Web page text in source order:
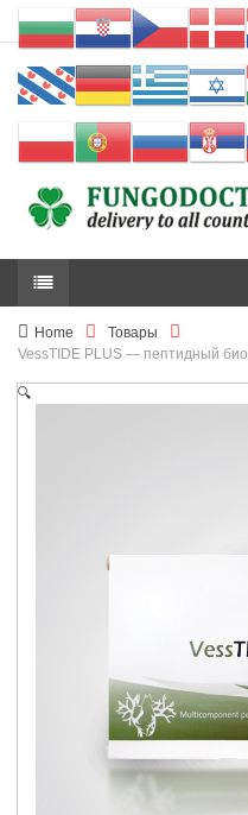
Home
Товары
VessTIDE PLUS — пептидный
🔍